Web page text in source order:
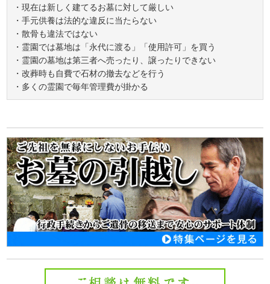
・現在は新しく建てるお墓に対して厳しい
・手元供養は法的な違反に当たらない
・散骨も違法ではない
・霊園では墓地は「永代に渡る」「使用許可」を買う
・霊園の墓地は第三者へ売ったり、譲ったりできない
・改葬時も自費で石材の撤去などを行う
・多くの霊園で毎年管理費が掛かる